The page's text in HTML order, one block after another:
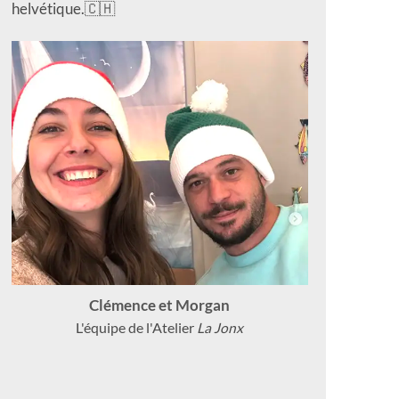
helvétique.🇨🇭
Clémence et Morgan
L'équipe de l'Atelier La Jonx